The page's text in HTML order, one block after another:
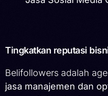
Tingkatkan reputasi
Belifollowers adalah
jasa manajemen dan